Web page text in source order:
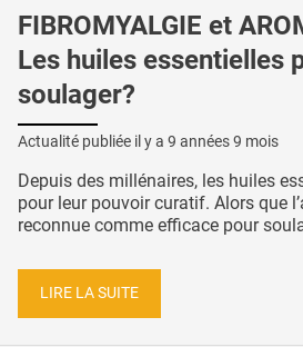
FIBROMYALGIE et
Les huiles essentielles
soulager?
Actualité publiée il y a 9 années 9 mois
Depuis des millénaires, les huiles
pour leur pouvoir curatif. Alors que
reconnue comme efficace pour
LIRE LA SUITE